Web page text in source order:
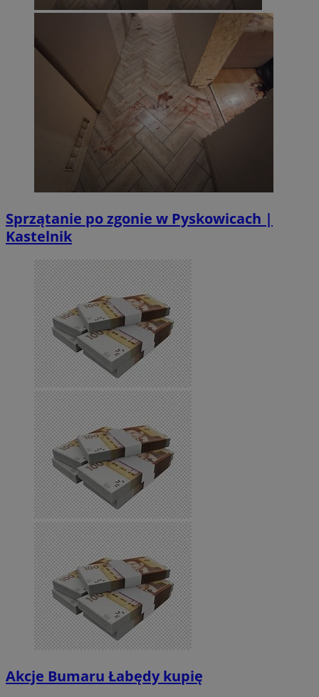
Sprzątanie po zgonie w Pyskowicach |
Kastelnik
Akcje Bumaru Łabędy kupię